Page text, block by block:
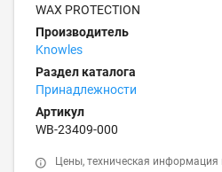
WAX PROTECTION
Производитель
Knowles
Раздел каталога
Принадлежности
Артикул
WB-23409-000
Цены, техническая информация